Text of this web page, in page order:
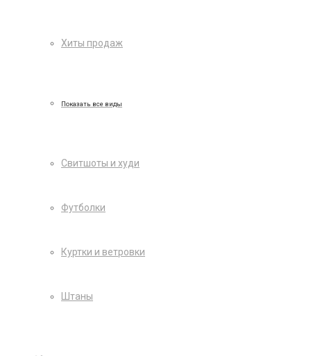
Хиты продаж
Показать все виды
Свитшоты и худи
Футболки
Куртки и ветровки
Штаны